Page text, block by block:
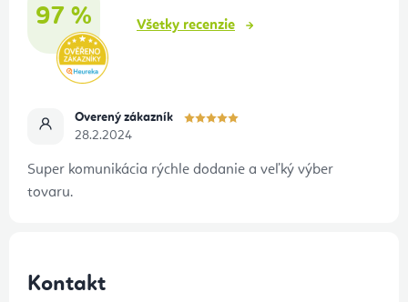
97 % Všetky recenzie
Overený zákazník
28.2.2024
Super komunikácia rýchle dodanie a veľký výber
tovaru.
Kontakt